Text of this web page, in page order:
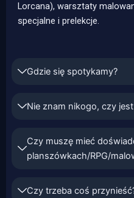
Lorcana), warsztaty
specjalne i prelekcje.
Gdzie się spotykamy?
Nie znam nikogo, czy
Czy muszę mieć
planszówkach/RPG/
Czy trzeba coś